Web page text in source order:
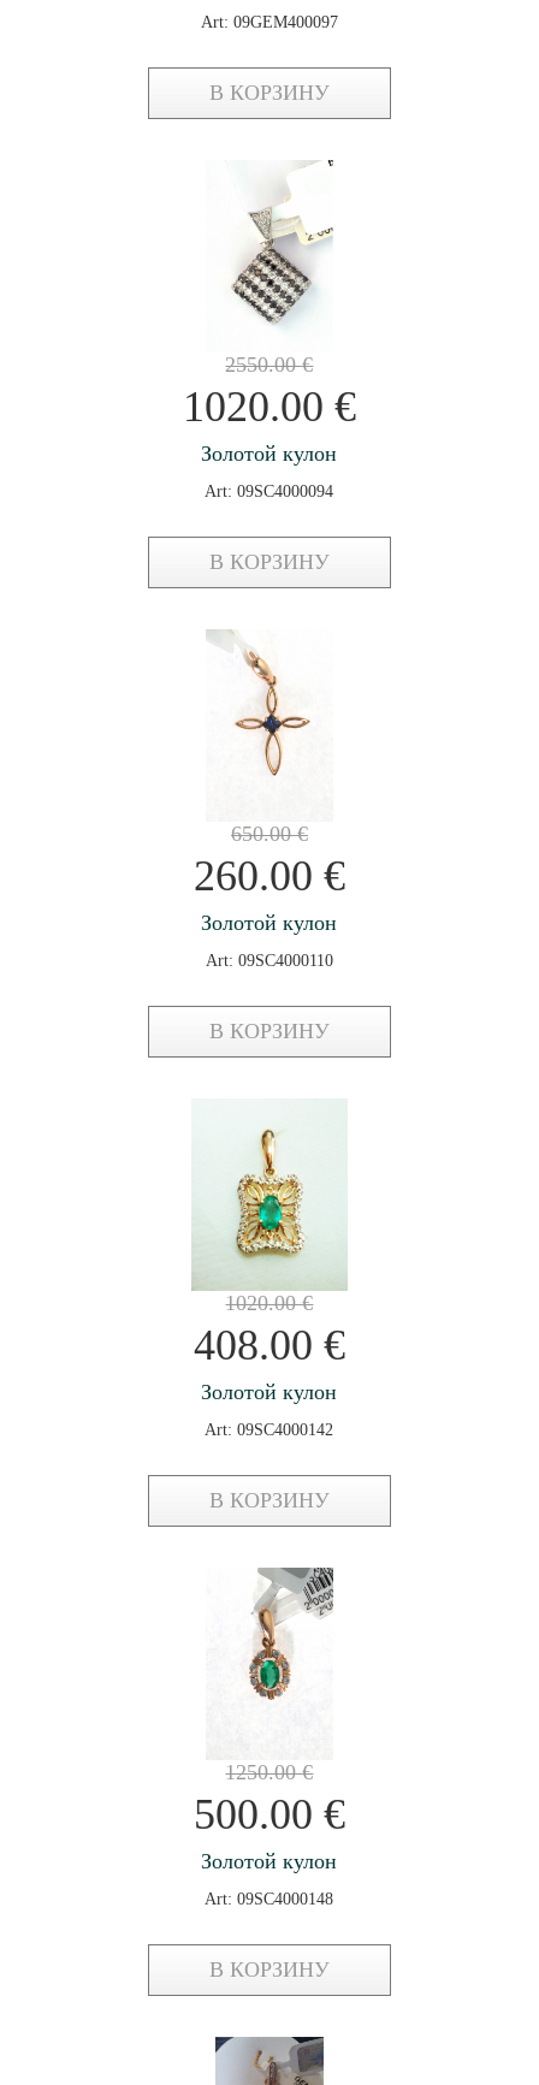
Art: 09GEM400097
В КОРЗИНУ
2550.00€
1020.00 €
Золотой кулон
Art: 09SC4000094
В КОРЗИНУ
650.00€
260.00 €
Золотой кулон
Art: 09SC4000110
В КОРЗИНУ
1020.00€
408.00 €
Золотой кулон
Art: 09SC4000142
В КОРЗИНУ
1250.00€
500.00 €
Золотой кулон
Art: 09SC4000148
В КОРЗИНУ